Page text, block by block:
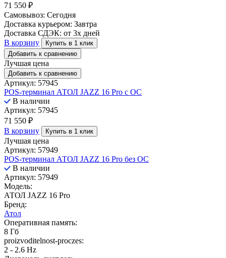
71 550 ₽
Самовывоз: Сегодня
Доставка курьером: Завтра
Доставка СДЭК: от 3х дней
В корзину
Купить в 1 клик
Добавить к сравнению
Лучшая цена
Добавить к сравнению
Артикул: 57945
POS-терминал АТОЛ JAZZ 16 Pro с ОС
В наличии
Артикул: 57945
71 550 ₽
В корзину
Купить в 1 клик
Лучшая цена
Артикул: 57949
POS-терминал АТОЛ JAZZ 16 Pro без ОС
В наличии
Артикул: 57949
Модель:
АТОЛ JAZZ 16 Pro
Бренд:
Атол
Оперативная память:
8 Гб
proizvoditelnost-proczes:
2 - 2.6 Hz